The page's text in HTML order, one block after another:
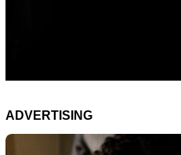
ADVERTISING